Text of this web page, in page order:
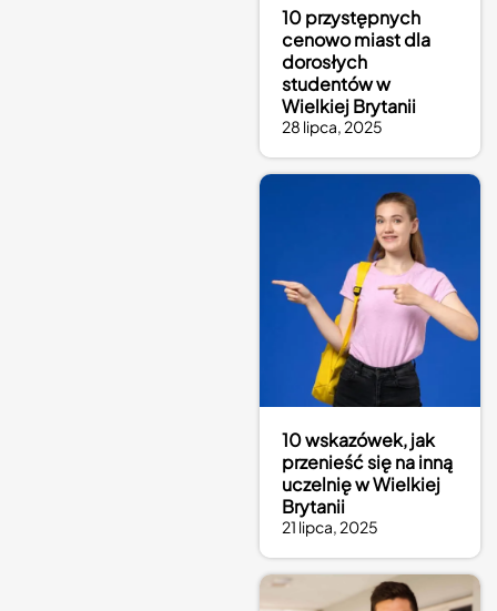
10 przystępnych
cenowo miast dla
dorosłych
studentów w
Wielkiej Brytanii
28 lipca, 2025
10 wskazówek, jak
przenieść się na inną
uczelnię w Wielkiej
Brytanii
21 lipca, 2025